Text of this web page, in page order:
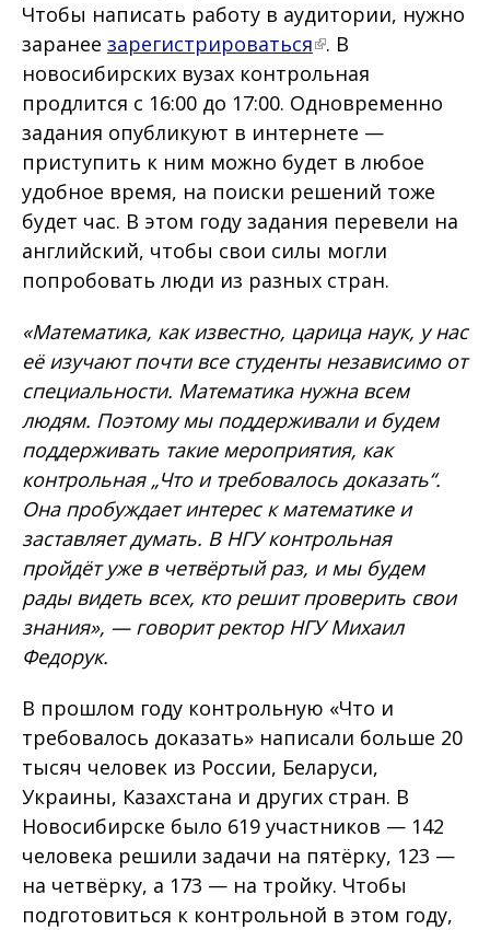
Чтобы написать работу в аудитории, нужно
заранее зарегистрироваться . В
новосибирских вузах контрольная
продлится с 16:00 до 17:00. Одновременно
задания опубликуют в интернете —
приступить к ним можно будет в любое
удобное время, на поиски решений тоже
будет час. В этом году задания перевели на
английский, чтобы свои силы могли
попробовать люди из разных стран.
«Математика, как известно, царица наук, у нас
её изучают почти все студенты независимо от
специальности. Математика нужна всем
людям. Поэтому мы поддерживали и будем
поддерживать такие мероприятия, как
контрольная „Что и требовалось доказать“.
Она пробуждает интерес к математике и
заставляет думать. В НГУ контрольная
пройдёт уже в четвёртый раз, и мы будем
рады видеть всех, кто решит проверить свои
знания», — говорит ректор НГУ Михаил
Федорук.
В прошлом году контрольную «Что и
требовалось доказать» написали больше 20
тысяч человек из России, Беларуси,
Украины, Казахстана и других стран. В
Новосибирске было 619 участников — 142
человека решили задачи на пятёрку, 123 —
на четвёрку, а 173 — на тройку. Чтобы
подготовиться к контрольной в этом году,